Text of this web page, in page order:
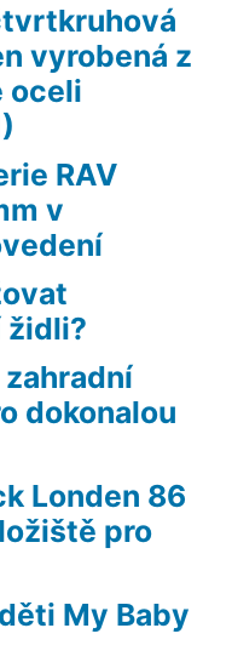
vyrobená z
oceli
RAV
v
židli?
dokonalou
Londen 86
pro
My Baby